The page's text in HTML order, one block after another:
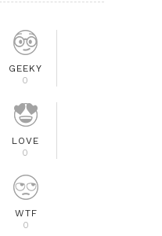
GEEKY
0
LOVE
0
WTF
0